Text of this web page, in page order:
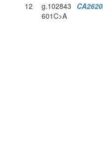
12
g.102843
601C>A